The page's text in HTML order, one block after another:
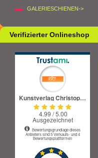
GALERIESCHIENEN->
Verifizierter Onlineshop